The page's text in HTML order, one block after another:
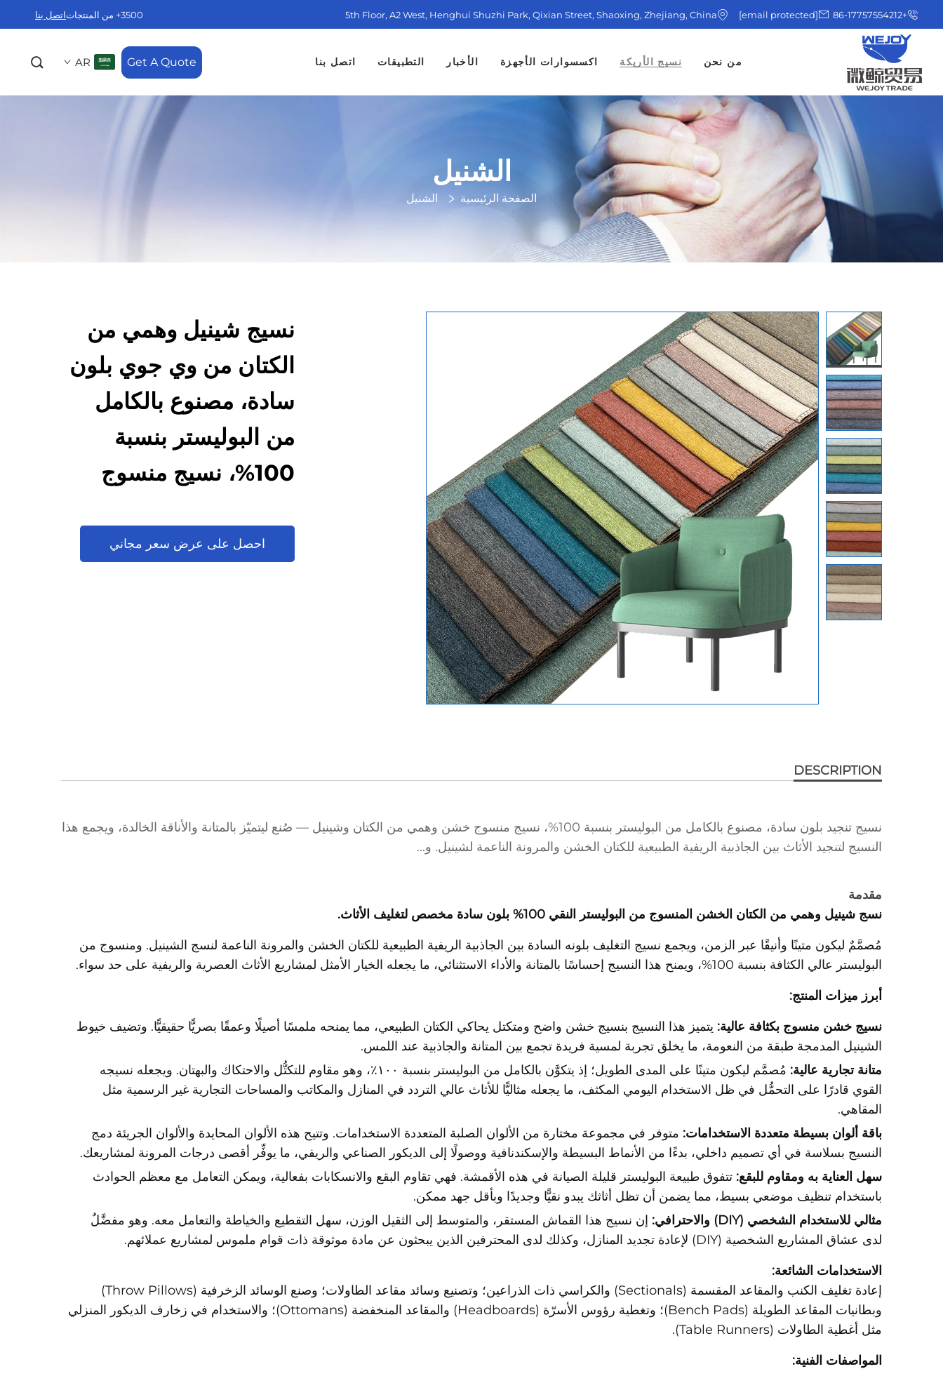
+86-17757554212
[email protected]
5th Floor, A2 West, Henghui Shuzhi Park, Qixian Street, Shaoxing, Zhejiang, China 3500+ من المنتجات اتصل بنا
من نحن نسيج الأريكة اكسسوارات الأجهزة الأخبار التطبيقات اتصل بنا Get A Quote
AR
الشنيل
الصفحة الرئيسية الشنيل
نسيج شينيل وهمي من
الكتان من وي جوي بلون
سادة، مصنوع بالكامل
من البوليستر بنسبة
100%، نسيج منسوج
التنجيد
احصل على عرض سعر مجاني
DESCRIPTION
نسيج تنجيد بلون سادة، مصنوع بالكامل من البوليستر بنسبة 100%، نسيج منسوج خشن وهمي من الكتان وشينيل — صُنع ليتميّز بالمتانة والأناقة الخالدة، ويجمع هذا
النسيج لتنجيد الأثاث بين الجاذبية الريفية الطبيعية للكتان الخشن والمرونة الناعمة لشينيل. و...
مقدمة
نسج شينيل وهمي من الكتان الخشن المنسوج من البوليستر النقي 100% بلون سادة مخصص لتغليف الأثاث.
مُصمَّمٌ ليكون متينًا وأنيقًا عبر الزمن، ويجمع نسيج التغليف بلونه السادة بين الجاذبية الريفية الطبيعية للكتان الخشن والمرونة الناعمة لنسج الشينيل. ومنسوج من
البوليستر عالي الكثافة بنسبة 100%، ويمنح هذا النسيج إحساسًا بالمتانة والأداء الاستثنائي، ما يجعله الخيار الأمثل لمشاريع الأثاث العصرية والريفية على حد سواء.
أبرز ميزات المنتج:
نسيج خشن منسوج بكثافة عالية: يتميز هذا النسيج بنسيج خشن واضح ومتكتل يحاكي الكتان الطبيعي، مما يمنحه ملمسًا أصيلًا وعمقًا بصريًّا حقيقيًّا. وتضيف خيوط
الشينيل المدمجة طبقة من النعومة، ما يخلق تجربة لمسية فريدة تجمع بين المتانة والجاذبية عند اللمس.
متانة تجارية عالية:
مُصمَّم ليكون متينًا على المدى الطويل؛ إذ يتكوَّن بالكامل من البوليستر بنسبة ١٠٠٪، وهو مقاوم للتكتُّل والاحتكاك والبهتان. ويجعله نسيجه
القوي قادرًا على التحمُّل في ظل الاستخدام اليومي المكثف، ما يجعله مثاليًّا للأثاث عالي التردد في المنازل والمكاتب والمساحات التجارية غير الرسمية مثل
المقاهي.
باقة ألوان بسيطة متعددة الاستخدامات: متوفر في مجموعة مختارة من الألوان الصلبة المتعددة الاستخدامات. وتتيح هذه الألوان المحايدة والألوان الجريئة دمج
النسيج بسلاسة في أي تصميم داخلي، بدءًا من الأنماط البسيطة والإسكندنافية ووصولًا إلى الديكور الصناعي والريفي، ما يوفِّر أقصى درجات المرونة لمشاريعك.
سهل العناية به ومقاوم للبقع: تتفوق طبيعة البوليستر قليلة الصيانة في هذه الأقمشة. فهي تقاوم البقع والانسكابات بفعالية، ويمكن التعامل مع معظم الحوادث
باستخدام تنظيف موضعي بسيط، مما يضمن أن تظل أثاثك يبدو نقيًّا وجديدًا وبأقل جهد ممكن.
مثالي للاستخدام الشخصي (DIY) والاحترافي:
إن نسيج هذا القماش المستقر، والمتوسط إلى الثقيل الوزن، سهل التقطيع والخياطة والتعامل معه. وهو مفضَّلٌ
لدى عشاق المشاريع الشخصية (DIY) لإعادة تجديد المنازل، وكذلك لدى المحترفين الذين يبحثون عن مادة موثوقة ذات قوام ملموس لمشاريع عملائهم.
الاستخدامات الشائعة:
إعادة تغليف الكنب والمقاعد المقسمة (Sectionals) والكراسي ذات الذراعين؛ وتصنيع وسائد مقاعد الطاولات؛ وصنع الوسائد الزخرفية (Throw Pillows)
وبطانيات المقاعد الطويلة (Bench Pads)؛ وتغطية رؤوس الأسرّة (Headboards) والمقاعد المنخفضة (Ottomans)؛ والاستخدام في زخارف الديكور المنزلي
مثل أغطية الطاولات (Table Runners).
المواصفات الفنية: